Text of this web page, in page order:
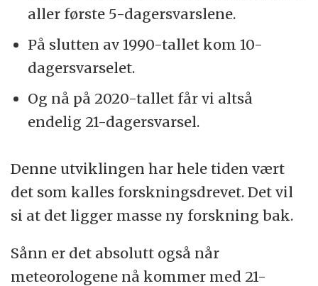
aller første 5-dagersvarslene.
På slutten av 1990-tallet kom 10-
dagersvarselet.
Og nå på 2020-tallet får vi altså
endelig 21-dagersvarsel.
Denne utviklingen har hele tiden vært
det som kalles forskningsdrevet. Det vil
si at det ligger masse ny forskning bak.
Sånn er det absolutt også når
meteorologene nå kommer med 21-